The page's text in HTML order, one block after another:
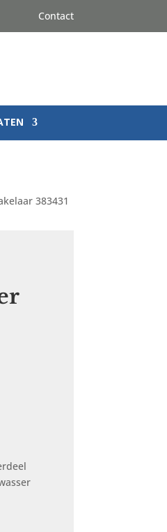
Contact
383431